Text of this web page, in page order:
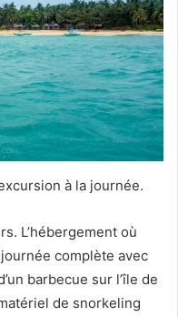
à la journée.
L’hébergement où
complète avec
barbecue sur l’île de
de snorkeling